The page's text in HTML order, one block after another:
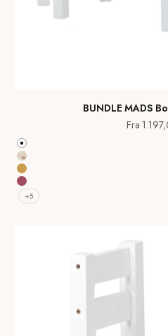
BUNDLE MADS
Salgspris
Fra
Hvid
Natural wood
Autumn Yellow
Baroque Rose
+5